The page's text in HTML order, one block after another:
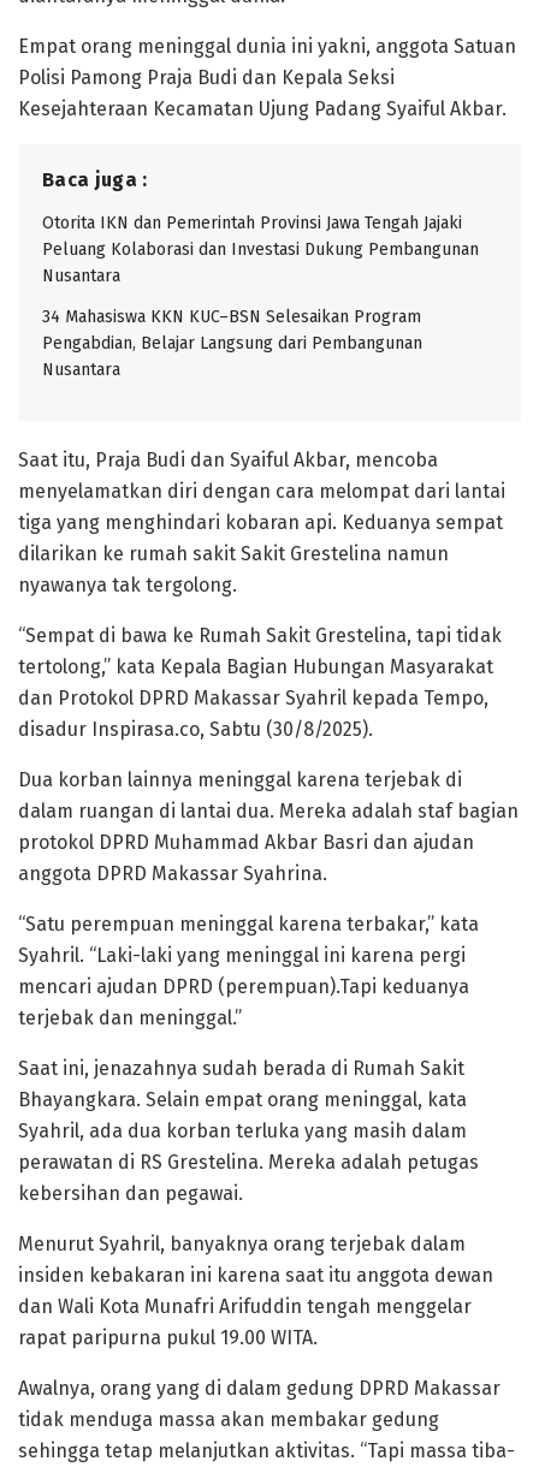
Empat orang meninggal dunia ini yakni, anggota Satuan
Polisi Pamong Praja Budi dan Kepala Seksi
Kesejahteraan Kecamatan Ujung Padang Syaiful Akbar.
Baca juga :
Otorita IKN dan Pemerintah Provinsi Jawa Tengah Jajaki
Peluang Kolaborasi dan Investasi Dukung Pembangunan
Nusantara
34 Mahasiswa KKN KUC–BSN Selesaikan Program
Pengabdian, Belajar Langsung dari Pembangunan
Nusantara
Saat itu, Praja Budi dan Syaiful Akbar, mencoba
menyelamatkan diri dengan cara melompat dari lantai
tiga yang menghindari kobaran api. Keduanya sempat
dilarikan ke rumah sakit Sakit Grestelina namun
nyawanya tak tergolong.
“Sempat di bawa ke Rumah Sakit Grestelina, tapi tidak
tertolong,” kata Kepala Bagian Hubungan Masyarakat
dan Protokol DPRD Makassar Syahril kepada Tempo,
disadur Inspirasa.co, Sabtu (30/8/2025).
Dua korban lainnya meninggal karena terjebak di
dalam ruangan di lantai dua. Mereka adalah staf bagian
protokol DPRD Muhammad Akbar Basri dan ajudan
anggota DPRD Makassar Syahrina.
“Satu perempuan meninggal karena terbakar,” kata
Syahril. “Laki-laki yang meninggal ini karena pergi
mencari ajudan DPRD (perempuan).Tapi keduanya
terjebak dan meninggal.”
Saat ini, jenazahnya sudah berada di Rumah Sakit
Bhayangkara. Selain empat orang meninggal, kata
Syahril, ada dua korban terluka yang masih dalam
perawatan di RS Grestelina. Mereka adalah petugas
kebersihan dan pegawai.
Menurut Syahril, banyaknya orang terjebak dalam
insiden kebakaran ini karena saat itu anggota dewan
dan Wali Kota Munafri Arifuddin tengah menggelar
rapat paripurna pukul 19.00 WITA.
Awalnya, orang yang di dalam gedung DPRD Makassar
tidak menduga massa akan membakar gedung
sehingga tetap melanjutkan aktivitas. “Tapi massa tiba-